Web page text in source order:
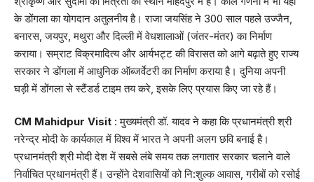
के डोंगला का योगदान अतुलनीय है। राजा जयसिंह ने 300 साल पहले उज्जैन,
बनारस, जयपुर, मथुरा और दिल्ली में वेधशालाओं (जंतर-मंतर) का निर्माण
कराया। सम्राट विक्रमादित्य और आर्यभट्ट की विरासत को आगे बढ़ाते हुए राज्य
सरकार ने डोंगला में आधुनिक ऑब्जर्वेटरी का निर्माण कराया है। दुनिया अपनी
घड़ी में डोंगला से स्टैंडर्ड टाइम तय करे, इसके लिए प्रयास किए जा रहे हैं।
CM Mahidpur Visit : मुख्यमंत्री डॉ. यादव ने कहा कि प्रधानमंत्री श्री
नरेन्द्र मोदी के कार्यकाल में विश्व में भारत ने अपनी अलग छवि बनाई है।
प्रधानमंत्री श्री मोदी देश में सबसे लंबे समय तक लगातार सरकार चलाने वाले
निर्वाचित प्रधानमंत्री हैं। उन्होंने देशवासियों को नि:शुल्क आवास, गरीबों को रसोई